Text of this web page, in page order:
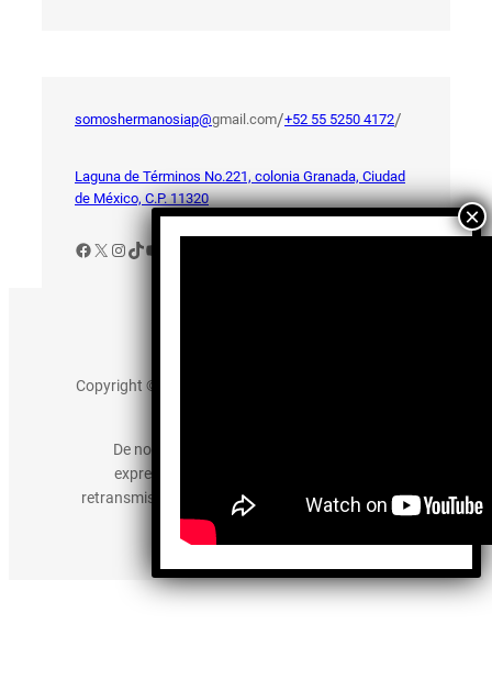
somoshermanosiap@gmail.com/+52 55 5250 4172/
Laguna de Términos No.221, colonia Granada, Ciudad
de México, C.P. 11320
Facebook
X Instagram
TikTok
YouTube
Copyright © 2025 somos-hermanos.mx. Todos los
De no existir previa autorización, queda
expresamente prohibida la publicación,
retransmisión, edición y cualquier otro uso de los
contenidos.